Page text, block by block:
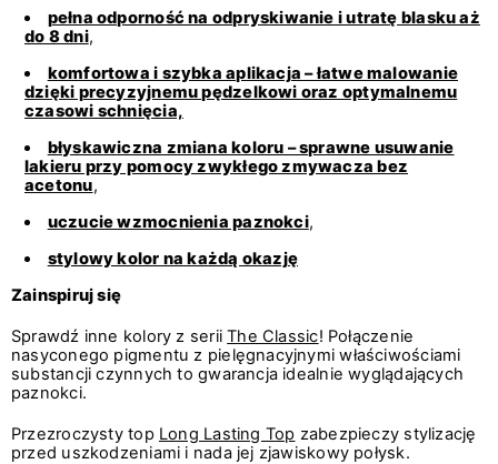
pełna odporność na odpryskiwanie i utratę blasku aż
do 8 dni,
komfortowa i szybka aplikacja – łatwe malowanie
dzięki precyzyjnemu pędzelkowi oraz optymalnemu
czasowi schnięcia,
błyskawiczna zmiana koloru – sprawne usuwanie
lakieru przy pomocy zwykłego zmywacza bez
acetonu,
uczucie wzmocnienia paznokci,
stylowy kolor na każdą okazję
Zainspiruj się
Sprawdź inne kolory z seriiThe Classic! Połączenie
nasyconego pigmentu z pielęgnacyjnymi właściwościami
substancji czynnych to gwarancja idealnie wyglądających
paznokci.
Przezroczysty top Long Lasting Top zabezpieczy stylizację
przed uszkodzeniami i nada jej zjawiskowy połysk.